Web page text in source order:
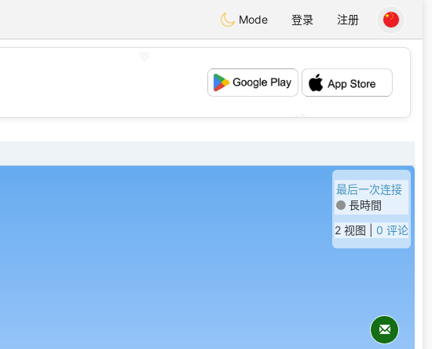
Mode 登录 注册
最后一次连接
長時間
2 视图 | 0 评论